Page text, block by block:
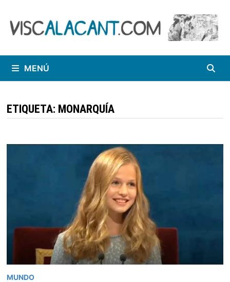
contenido
MENÚ
ETIQUETA: MONARQUÍA
MUNDO